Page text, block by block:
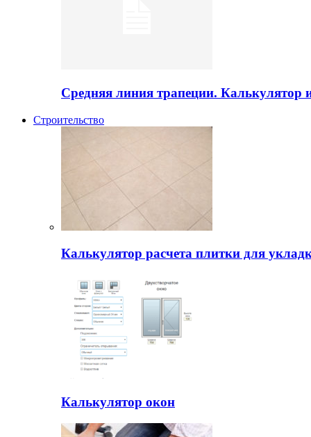
Средняя линия трапеции.
Строительство
Калькулятор расчета плитки для
Калькулятор окон